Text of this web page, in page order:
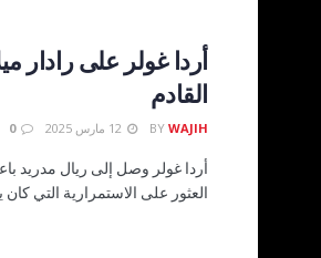
أردا غولر على رادار
القادم
BY WAJIH
0
أردا غولر وصل إلى ريال مدريد
العثور على الاستمرارية التي كان